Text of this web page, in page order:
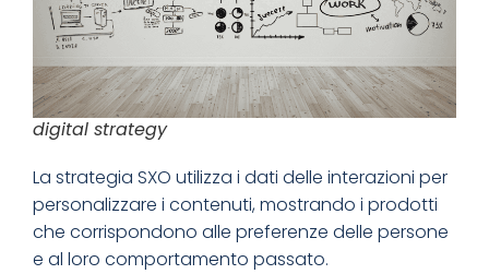
digital strategy
La strategia SXO utilizza i dati delle interazioni per
personalizzare i contenuti, mostrando i prodotti
che corrispondono alle preferenze delle persone
e al loro comportamento passato.